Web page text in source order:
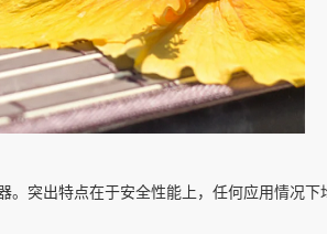
突出特点在于安全性能上，任何应用情况